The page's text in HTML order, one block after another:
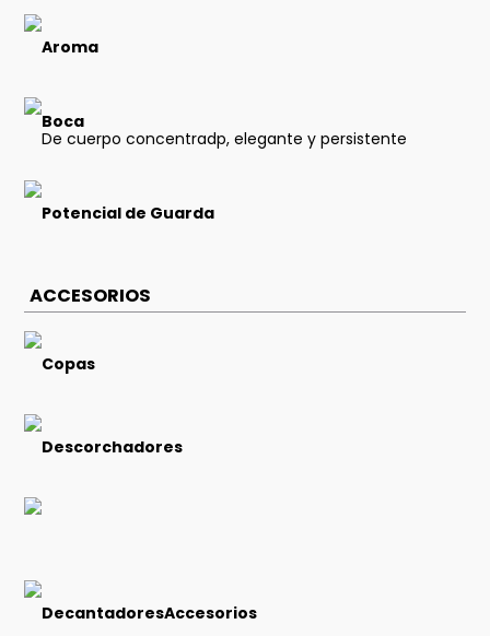
Aroma
Boca
De cuerpo concentradp, elegante y persistente
Potencial de Guarda
ACCESORIOS
Copas
Descorchadores
DecantadoresAccesorios